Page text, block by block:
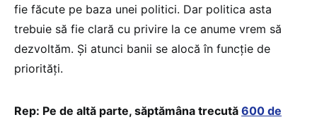
fie făcute pe baza unei politici. Dar politica asta
trebuie să fie clară cu privire la ce anume vrem să
dezvoltăm. Și atunci banii se alocă în funcție de
priorități.
Rep: Pe de altă parte, săptămâna trecută 600 de